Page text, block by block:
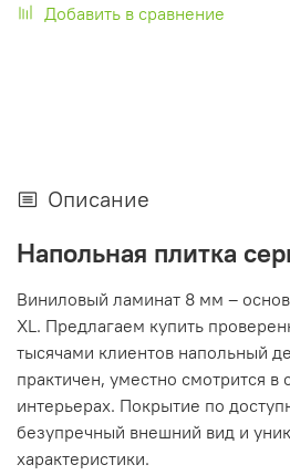
Добавить в сравнение
Описание
Напольная плитка
Виниловый ламинат 8 мм –
XL. Предлагаем купить
тысячами клиентов напольный
практичен, уместно смотрится в
интерьерах. Покрытие по
безупречный внешний вид и
характеристики.